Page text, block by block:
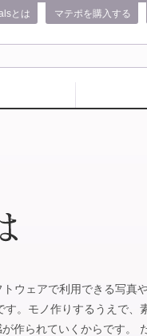
マテポを購入する
とは
ウェアで利用できる写真や
。モノ作りするうえで、
作られていくからです。